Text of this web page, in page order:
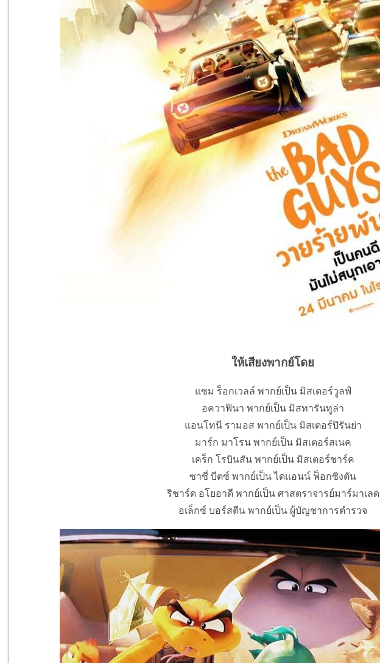
ให้เสียงพากย์โดย
แซม ร็อกเวลล์ พากย์เป็น มิสเตอร์วูลฟ์
อควาฟินา พากย์เป็น มิสทารันทูล่า
แอนโทนี รามอส พากย์เป็น มิสเตอร์ปิรันย่า
มาร์ก มาโรน พากย์เป็น มิสเตอร์สเนค
เคร็ก โรบินสัน พากย์เป็น มิสเตอร์ชาร์ค
ซาซี่ บีตซ์ พากย์เป็น ไดแอนน์ ฟ็อกซิงตัน
ริชาร์ด อโยอาดี พากย์เป็น ศาสตราจารย์มาร์มาเลด
อเล็กซ์ บอร์สตีน พากย์เป็น ผู้บัญชาการตำรวจ